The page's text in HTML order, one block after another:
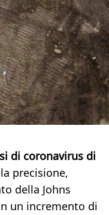
di coronavirus di
precisione,
della Johns
un incremento di